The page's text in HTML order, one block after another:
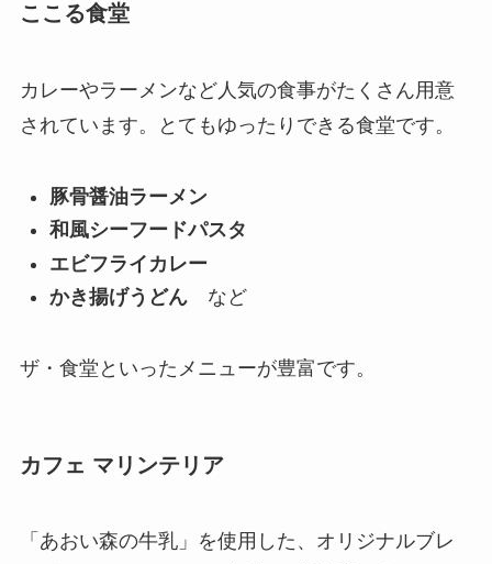
ここる食堂
カレーやラーメンなど人気の食事がたくさん用意
されています。とてもゆったりできる食堂です。
豚骨醤油ラーメン
和風シーフードパスタ
エビフライカレー
かき揚げうどんなど
ザ・食堂といったメニューが豊富です。
カフェ マリンテリア
「あおい森の牛乳」を使用した、オリジナルブレ